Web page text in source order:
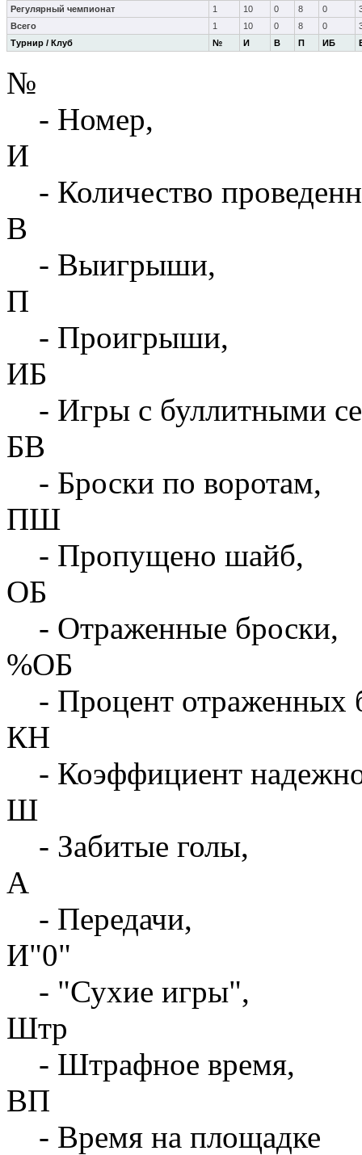
Турнир / Клуб № И В П ИБ
Регулярный чемпионат 1 10 0 8 0
Всего
1 10 0 8 0
№
- Номер,
И
- Количество
В
- Выигрыши,
П
- Проигрыши,
ИБ
- Игры с буллитными
БВ
- Броски по воротам,
ПШ
- Пропущено шайб,
ОБ
- Отраженные броски,
%ОБ
- Процент отраженных
КН
- Коэффициент
Ш
- Забитые голы,
А
- Передачи,
И"0"
- "Сухие игры",
Штр
- Штрафное время,
ВП
- Время на площадке